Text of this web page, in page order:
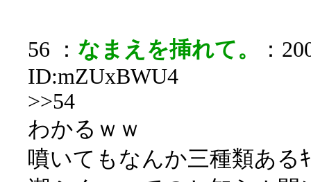
56 ： なまえを挿れて。
：
ID:mZUxBWU4
>>54
わかるｗｗ
噴いてもなんか三種類ある